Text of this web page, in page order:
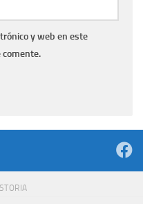
y web en este
comente.